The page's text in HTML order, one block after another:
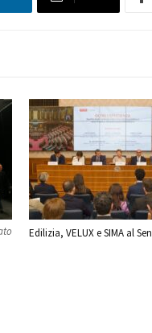
Edilizia, VELUX e SIMA al